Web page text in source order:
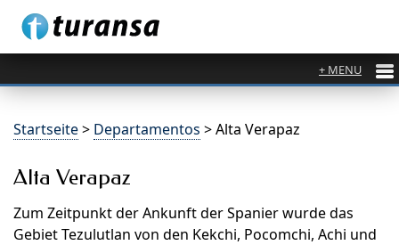
Startseite> Departamentos > Alta Verapaz
Alta Verapaz
Zum Zeitpunkt der Ankunft der Spanier wurde das
Gebiet Tezulutlan von den Kekchi, Pocomchi, Achi und